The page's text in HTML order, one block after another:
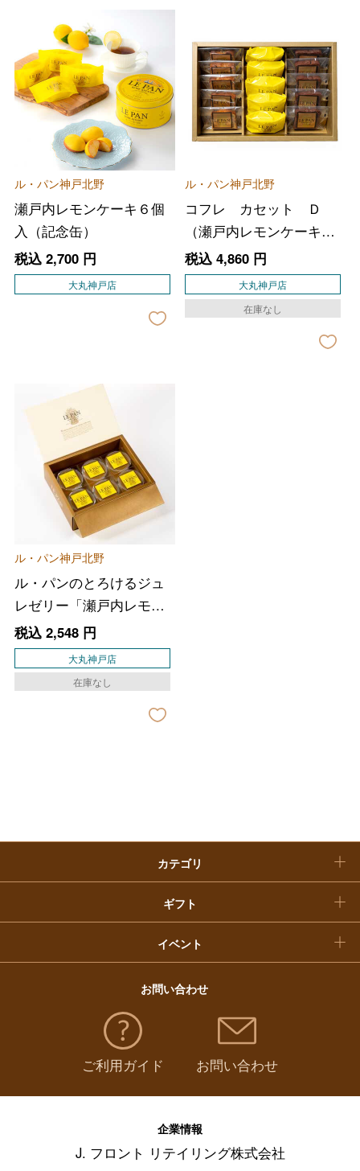
ル・パン神戸北野
瀬戸内レモンケーキ６個
入（記念缶）
税込 2,700円
大丸神戸店
ル・パン神戸北野
コフレ カセット Ｄ
（瀬戸内レモンケーキ、
パウンドケーキ２種）
税込 4,860円
大丸神戸店
在庫なし
ル・パン神戸北野
ル・パンのとろけるジュ
レゼリー「瀬戸内レモ
ン」６個セット
税込 2,548円
大丸神戸店
在庫なし
カテゴリ
フード＆スイーツ
ファッション
ホーム＆インテリア
ベビー＆キッズ
ギフト
出産内祝い
結婚内祝い
お香典返し
イベント
バレンタインチョコレート
母の日
お中元
敬老の日
福袋
お問い合わせ
ご利用ガイド お問い合わせ
企業情報
J. フロント リテイリング株式会社